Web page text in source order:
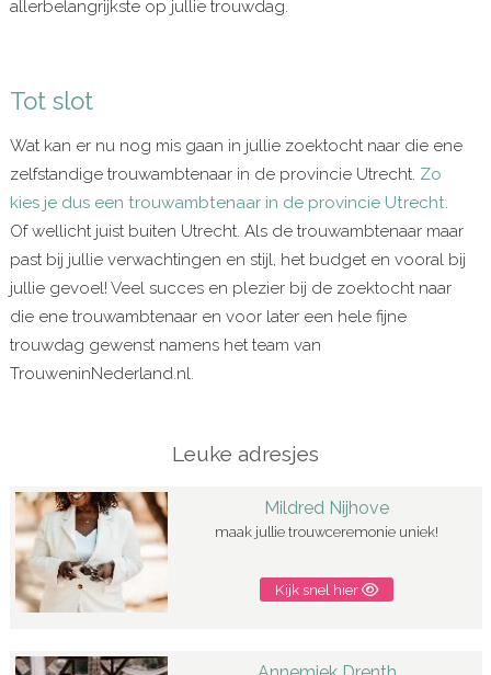
allerbelangrijkste op jullie trouwdag.
Tot slot
Wat kan er nu nog mis gaan in jullie zoektocht naar die ene
zelfstandige trouwambtenaar in de provincie Utrecht. Zo
kies je dus een trouwambtenaar in de provincie Utrecht.
Of wellicht juist buiten Utrecht. Als de trouwambtenaar maar
past bij jullie verwachtingen en stijl, het budget en vooral bij
jullie gevoel! Veel succes en plezier bij de zoektocht naar
die ene trouwambtenaar en voor later een hele fijne
trouwdag gewenst namens het team van
TrouweninNederland.nl.
Leuke adresjes
Mildred Nijhove
maak jullie trouwceremonie uniek!
Kijk snel hier